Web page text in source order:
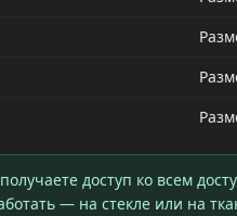
доступ ко всем
— на стекле или на